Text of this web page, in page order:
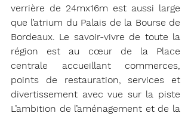
verrière de 24mx16m est aussi large
que l’atrium du Palais de la Bourse de
Bordeaux. Le savoir-vivre de toute la
région est au cœur de la Place
centrale accueillant commerces,
points de restauration, services et
divertissement avec vue sur la piste
L’ambition de l’aménagement et de la